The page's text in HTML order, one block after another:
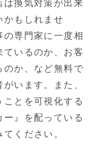
かもしれませ
専門家に一度相
いるのか、お客
か、など無料で
います。また、
とを可視化する
』を配っている
ください。